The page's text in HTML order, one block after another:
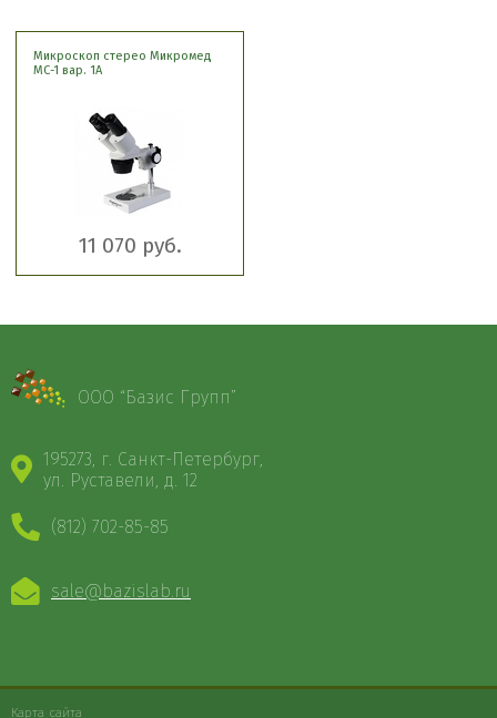
Микроскоп стерео Микромед
МС-1 вар. 1А
11 070 руб.
ООО “Базис Групп”
195273, г. Санкт-Петербург,
ул. Руставели, д. 12
(812) 702-85-85
sale@bazislab.ru
Карта сайта